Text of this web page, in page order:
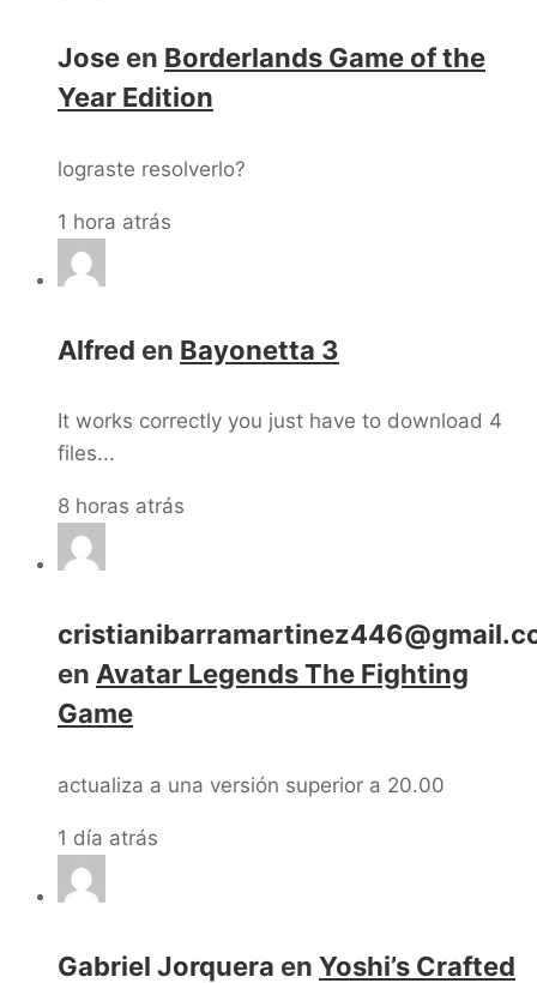
Jose en Borderlands Game of the
Year Edition
lograste resolverlo?
1 hora atrás
Alfred en Bayonetta 3
It works correctly you just have to download 4
files...
8 horas atrás
en Avatar Legends The Fighting
Game
actualiza a una versión superior a 20.00
1 día atrás
Gabriel Jorquera en Yoshi’s Crafted